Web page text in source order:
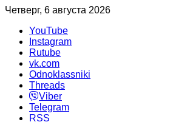
Четверг, 6 августа 2026
YouTube
Instagram
Rutube
vk.com
Odnoklassniki
Threads
Viber
Telegram
RSS